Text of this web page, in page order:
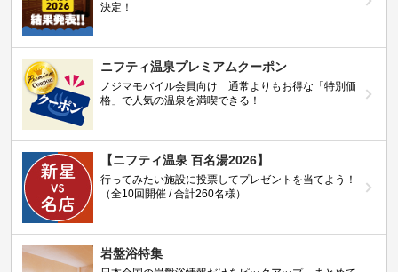
決定！
ニフティ温泉プレミアムクーポン
ノジマモバイル会員向け 通常よりもお得な「特別価
格」で人気の温泉を満喫できる！
【ニフティ温泉 百名湯2026】
行ってみたい施設に投票してプレゼントを当てよう！
（全10回開催 / 合計260名様）
岩盤浴特集